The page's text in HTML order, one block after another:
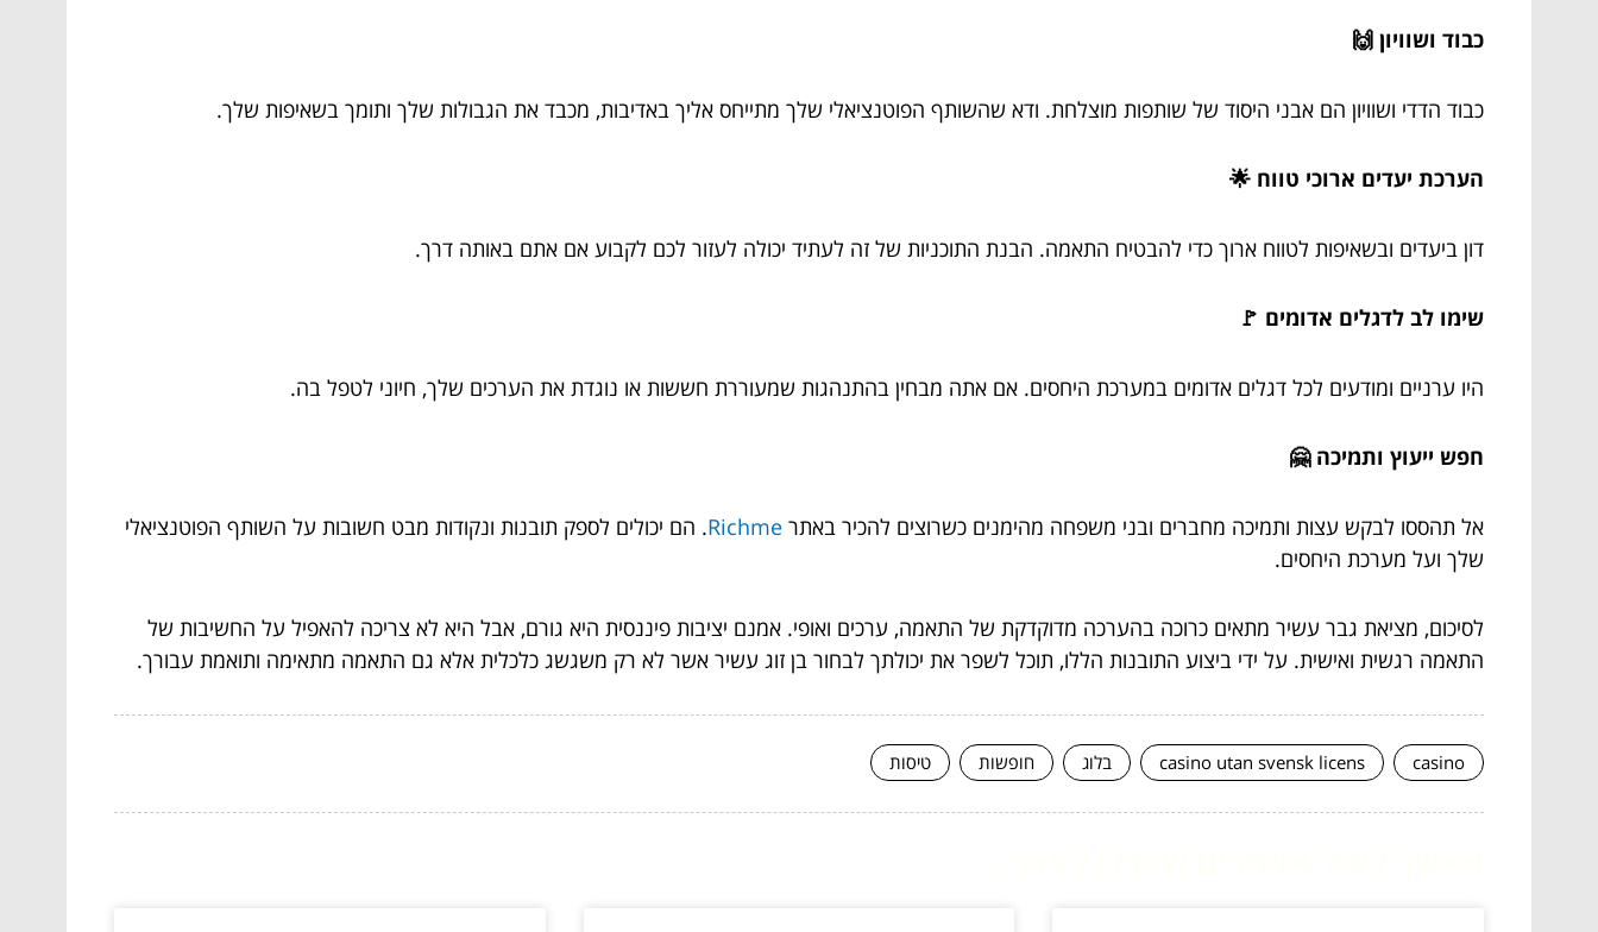
כבוד ושוויון 🙌
כבוד הדדי ושוויון הם אבני היסוד של שותפות מוצלחת. ודא שהשותף הפוטנציאלי שלך מתייחס אליך באדיבות, מכבד את הגבולות שלך ותומך בשאיפות שלך.
הערכת יעדים ארוכי טווח 🌟
דון ביעדים ובשאיפות לטווח ארוך כדי להבטיח התאמה. הבנת התוכניות של זה לעתיד יכולה לעזור לכם לקבוע אם אתם באותה דרך.
שימו לב לדגלים אדומים 🚩
היו ערניים ומודעים לכל דגלים אדומים במערכת היחסים. אם אתה מבחין בהתנהגות שמעוררת חששות או נוגדת את הערכים שלך, חיוני לטפל בה.
חפש ייעוץ ותמיכה 🤗
אל תהססו לבקש עצות ותמיכה מחברים ובני משפחה מהימנים כשרוצים להכיר באתר Richme. הם יכולים לספק תובנות ונקודות מבט חשובות על השותף הפוטנציאלי
שלך ועל מערכת היחסים.
לסיכום, מציאת גבר עשיר מתאים כרוכה בהערכה מדוקדקת של התאמה, ערכים ואופי. אמנם יציבות פיננסית היא גורם, אבל היא לא צריכה להאפיל על החשיבות של
התאמה רגשית ואישית. על ידי ביצוע התובנות הללו, תוכל לשפר את יכולתך לבחור בן זוג עשיר אשר לא רק משגשג כלכלית אלא גם התאמה מתאימה ותואמת עבורך.
casino
casino utan svensk licens בלוג חופשות טיסות